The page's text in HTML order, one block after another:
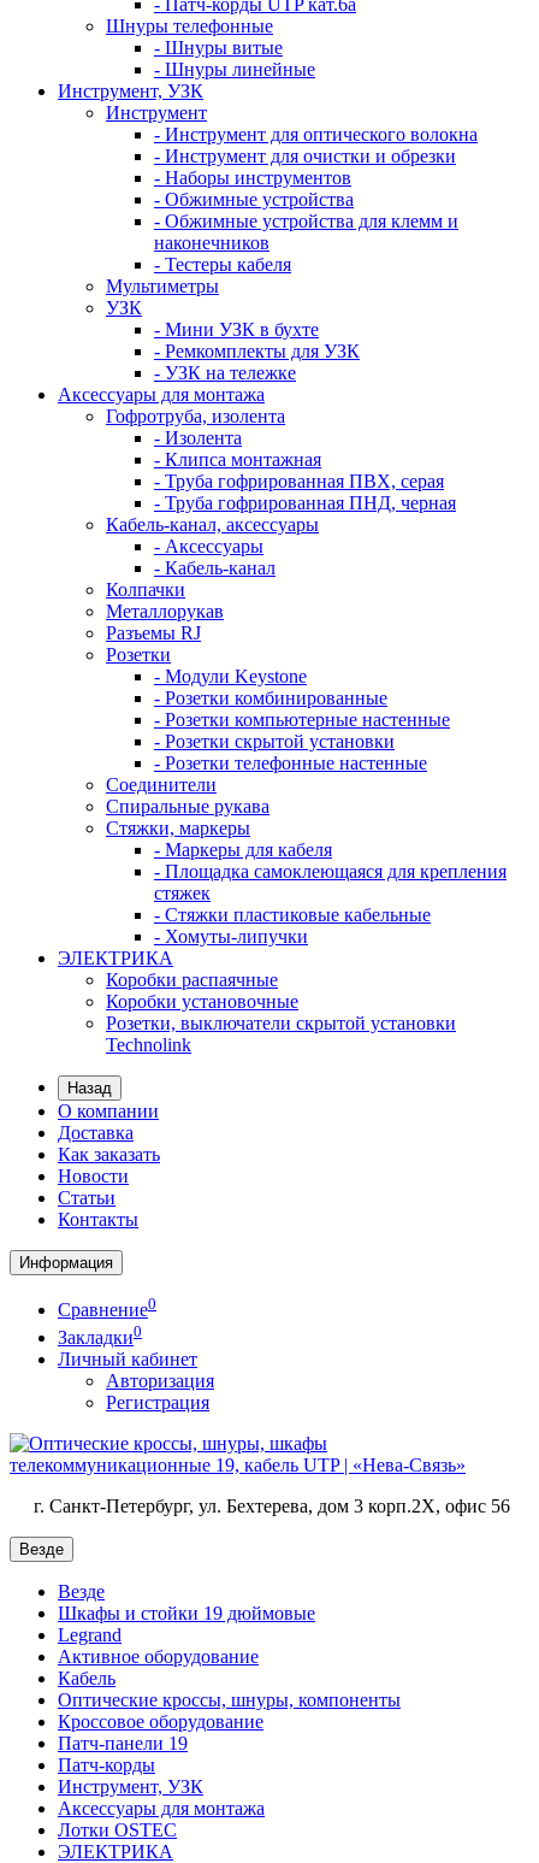
- Патч-корды UTP кат.6а
Шнуры телефонные
- Шнуры витые
- Шнуры линейные
Инструмент, УЗК
Инструмент
- Инструмент для оптического волокна
- Инструмент для очистки и обрезки
- Наборы инструментов
- Обжимные устройства
- Обжимные устройства для клемм и
наконечников
- Тестеры кабеля
Мультиметры
УЗК
- Мини УЗК в бухте
- Ремкомплекты для УЗК
- УЗК на тележке
Аксессуары для монтажа
Гофротруба, изолента
- Изолента
- Клипса монтажная
- Труба гофрированная ПВХ, серая
- Труба гофрированная ПНД, черная
Кабель-канал, аксессуары
- Аксессуары
- Кабель-канал
Колпачки
Металлорукав
Разъемы RJ
Розетки
- Модули Keystone
- Розетки комбинированные
- Розетки компьютерные настенные
- Розетки скрытой установки
- Розетки телефонные настенные
Соединители
Спиральные рукава
Стяжки, маркеры
- Маркеры для кабеля
- Площадка самоклеющаяся для крепления
стяжек
- Стяжки пластиковые кабельные
- Хомуты-липучки
ЭЛЕКТРИКА
Коробки распаячные
Коробки установочные
Розетки, выключатели скрытой установки
Technolink
Назад
О компании
Доставка
Как заказать
Новости
Статьи
Контакты
Информация
Сравнение0
Закладки0
Личный кабинет
Авторизация
Регистрация
г. Санкт-Петербург, ул. Бехтерева, дом 3 корп.2X, офис 56
Везде
Везде
Шкафы и стойки 19 дюймовые
Legrand
Активное оборудование
Кабель
Оптические кроссы, шнуры, компоненты
Кроссовое оборудование
Патч-панели 19
Патч-корды
Инструмент, УЗК
Аксессуары для монтажа
Лотки OSTEC
ЭЛЕКТРИКА